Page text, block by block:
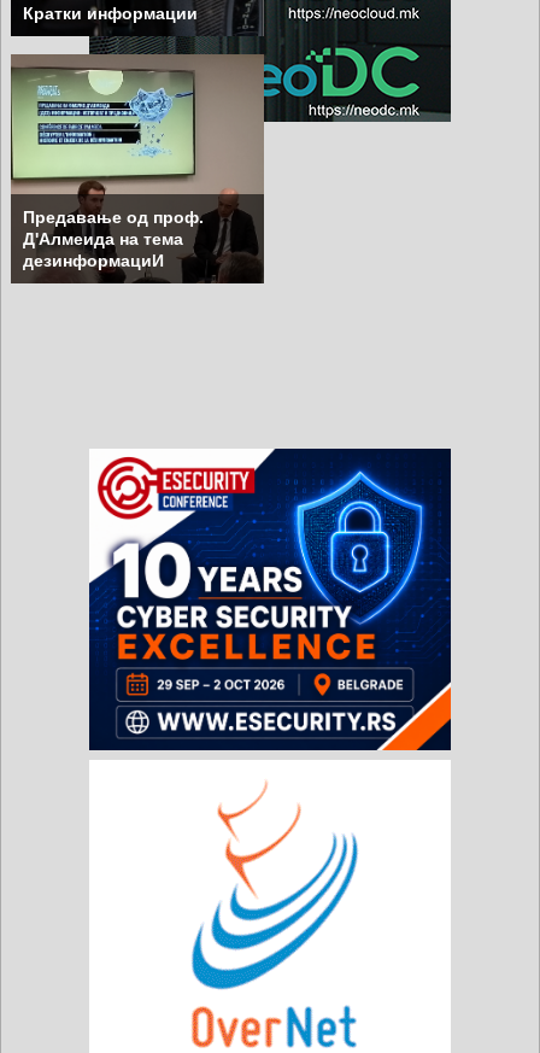
Кратки информации
Предавање од проф.
Д'Алмеида на тема
дезинформациИ